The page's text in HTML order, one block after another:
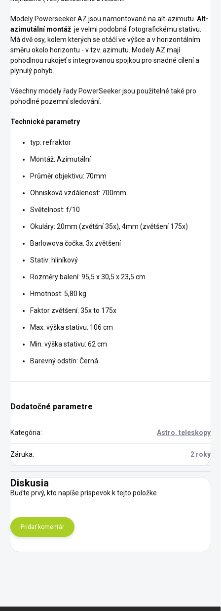
Modely Powerseeker AZ jsou namontované na alt-azimutu. Alt-
azimutální montáž je velmi podobná fotografickému stativu.
Má dvě osy, kolem kterých se otáčí ve výšce a v horizontálním
směru okolo horizontu - v tzv. azimutu. Modely AZ mají
pohodlnou rukojeť s integrovanou spojkou pro snadné cílení a
plynulý pohyb.
Všechny modely řady PowerSeeker jsou použitelné také pro
pohodlné pozemní sledování.
Technické parametry
typ: refraktor
Montáž: Azimutální
Průměr objektivu: 70mm
Ohnisková vzdálenost: 700mm
Světelnost: f/10
Okuláry: 20mm (zvětšní 35x), 4mm (zvětšení 175x)
Barlowova čočka: 3x zvětšení
Stativ: hliníkový
Rozměry balení: 95,5 x 30,5 x 23,5 cm
Hmotnost: 5,80 kg
Faktor zvětšení: 35x to 175x
Max. výška stativu: 106 cm
Min. výška stativu: 62 cm
Barevný odstín: Černá
Dodatočné parametre
Kategória: Astro. teleskopy
Záruka: 2 roky
Diskusia
Buďte prvý, kto napíše príspevok k tejto položke.
Pridať komentár